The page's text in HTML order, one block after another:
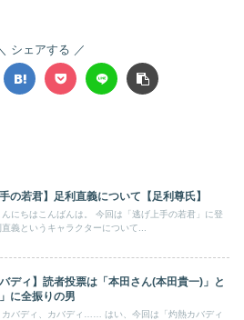
シェアする
手の若君】足利直義について【足利尊氏】
にちはこんばんは。 今回は「逃げ上手の若君」に登
義というキャラクターについて...
バディ】読者投票は「本田さん(本田貴一)」と
に全振りの男
カバディ、カバディ…… はい、今回は「灼熱カバディ